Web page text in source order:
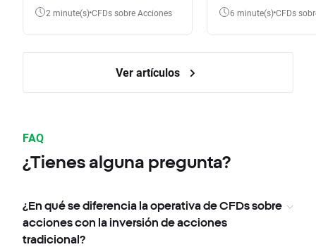
diferencia?
2 minute(s) CFDs sobre Acciones 6 minute(s) CFDs
Ver artículos
FAQ
¿Tienes alguna pregunta?
¿En qué se diferencia la operativa de CFDs sobre
acciones con la inversión de acciones
tradicional?